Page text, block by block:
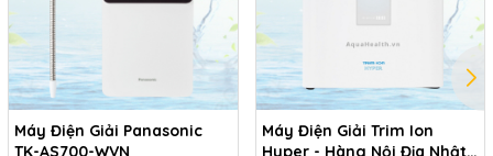
Máy Điện Giải Panasonic
TK-AS700-WVN
Máy Điện Giải Trim Ion
Hyper - Hàng Nội Địa Nhật